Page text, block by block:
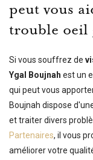
peut vous
trouble oeil
Si vous souffrez de
Ygal Boujnah est un
qui peut vous
Boujnah dispose
et traiter divers
Partenaires, il vous
améliorer votre